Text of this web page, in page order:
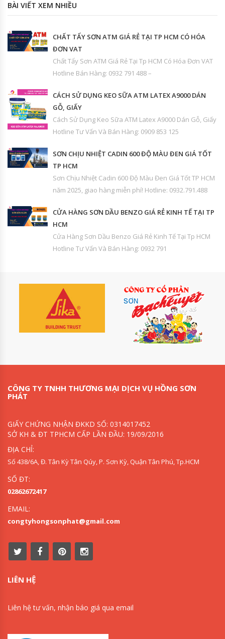
BÀI VIẾT XEM NHIỀU
CHẤT TẨY SƠN ATM GIÁ RẺ TẠI TP HCM CÓ HÓA
ĐƠN VAT
Chất Tẩy Sơn ATM Giá Rẻ Tại Tp HCM Có Hóa Đơn VAT
Hotline Bán Hàng: 0932 791 488 –
CÁCH SỬ DỤNG KEO SỮA ATM LATEX A9000 DÁN
GỖ, GIẤY
Cách Sử Dụng Keo Sữa ATM Latex A9000 Dán Gỗ, Giấy
Hotline Tư Vấn Và Bán Hàng: 0909 853 125
SƠN CHỊU NHIỆT CADIN 600 ĐỘ MÀU ĐEN GIÁ TỐT
TP HCM
Sơn Chịu Nhiệt Cadin 600 Độ Màu Đen Giá Tốt TP HCM
năm 2025, giao hàng miễn phí! Hotline: 0932.791.488
CỬA HÀNG SƠN DẦU BENZO GIÁ RẺ KINH TẾ TẠI TP
HCM
Cửa Hàng Sơn Dầu Benzo Giá Rẻ Kinh Tế Tại Tp HCM
Hotline Tư Vấn Và Bán Hàng: 0932 791
CÔNG TY TNHH THƯƠNG MẠI DỊCH VỤ HỒNG SƠN
PHÁT
GIẤY CHỨNG NHẬN ĐKKD SỐ: 0314017452
SỞ KH & ĐT TPHCM CẤP LẦN ĐẦU: 19/09/2016
ĐỊA CHỈ:
Số 438/6A, Đ. Tân Kỳ Tân Qúy, P. Sơn Kỳ, Quận Tân Phú, Tp.HCM
SỐ ĐT:
02862672417
EMAIL:
congtyhongsonphat@gmail.com
LIÊN HỆ
Liên hệ tư vấn, nhận báo giá qua email